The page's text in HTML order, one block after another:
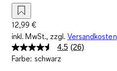
12,99 €
inkl. MwSt., zzgl. Versandkosten
4.5 26
(26)
Farbe: schwarz